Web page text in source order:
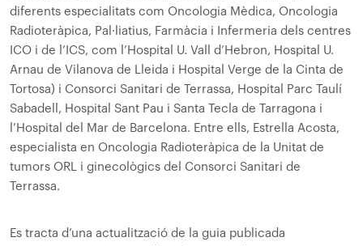
diferents especialitats com Oncologia Mèdica, Oncologia
Radioteràpica, Pal·liatius, Farmàcia i Infermeria dels centres
ICO i de l’ICS, com l’Hospital U. Vall d’Hebron, Hospital U.
Arnau de Vilanova de Lleida i Hospital Verge de la Cinta de
Tortosa) i Consorci Sanitari de Terrassa, Hospital Parc Taulí
Sabadell, Hospital Sant Pau i Santa Tecla de Tarragona i
l’Hospital del Mar de Barcelona. Entre ells, Estrella Acosta,
especialista en Oncologia Radioteràpica de la Unitat de
tumors ORL i ginecològics del Consorci Sanitari de
Terrassa.
Es tracta d’una actualització de la guia publicada